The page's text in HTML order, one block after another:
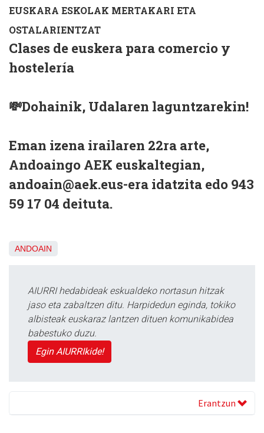
EUSKARA ESKOLAK MERTAKARI ETA
OSTALARIENTZAT
Clases de euskera para comercio y
hostelería
💸Dohainik, Udalaren laguntzarekin!
Eman izena irailaren 22ra arte,
Andoaingo AEK euskaltegian,
andoain@aek.eus-era idatzita edo 943
59 17 04 deituta.
ANDOAIN
AIURRI hedabideak eskualdeko nortasun hitzak
jaso eta zabaltzen ditu. Harpidedun eginda, tokiko
albisteak euskaraz lantzen dituen komunikabidea
babestuko duzu.
Egin AIURRIkide!
Erantzun